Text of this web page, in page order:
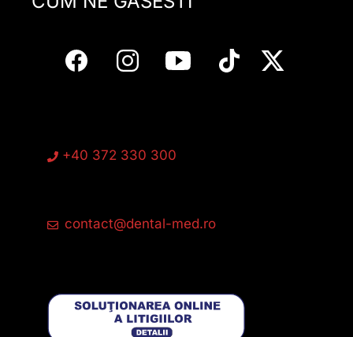
+40 372 330 300
contact@dental-med.ro